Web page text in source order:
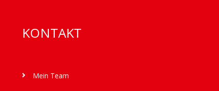
KONTAKT
 Mein Team